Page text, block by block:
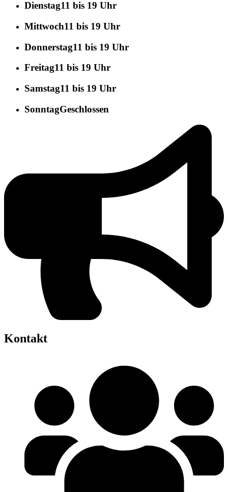
Dienstag11 bis 19 Uhr
Mittwoch11 bis 19 Uhr
Donnerstag11 bis 19 Uhr
Freitag11 bis 19 Uhr
Samstag11 bis 19 Uhr
SonntagGeschlossen
Kontakt